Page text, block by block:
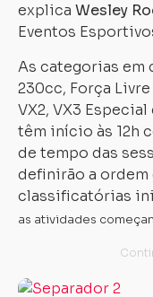
explica Wesley
Eventos
As categorias em
230cc, Força
VX2, VX3
têm início às 12h
de tempo das
definirão a ordem
classificatórias
as atividades